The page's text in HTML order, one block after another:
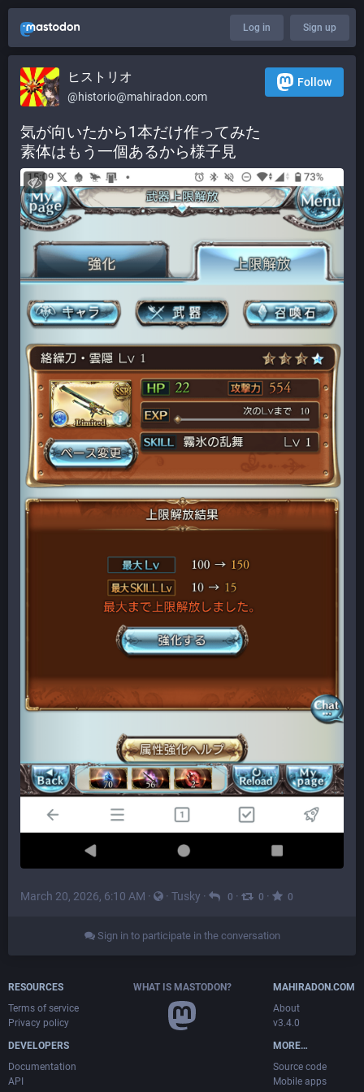
Log in Sign up
ヒストリオ
@historio@mahiradon.com
Follow
気が向いたから1本だけ作ってみた
素体はもう一個あるから様子見
March 20, 2026, 6:10 AM · · Tusky · 0 · 0 · 0
Sign in to participate in the conversation
RESOURCES
Terms of service
Privacy policy
DEVELOPERS
Documentation
API
WHAT IS MASTODON?
MAHIRADON.COM
About
v3.4.0
MORE…
Source code
Mobile apps